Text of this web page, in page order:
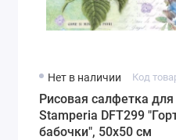
Нет в наличии Код
Рисовая салфетка
Stamperia DFT299
бабочки", 50х50 см